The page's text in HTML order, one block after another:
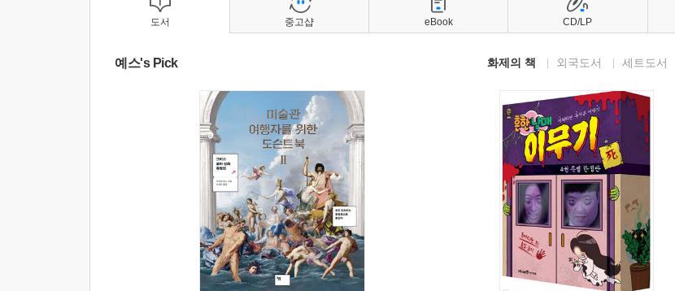
도서
예스's Pick 화제의 책 외국도서 세트도서
중고샵 eBook CD/LP